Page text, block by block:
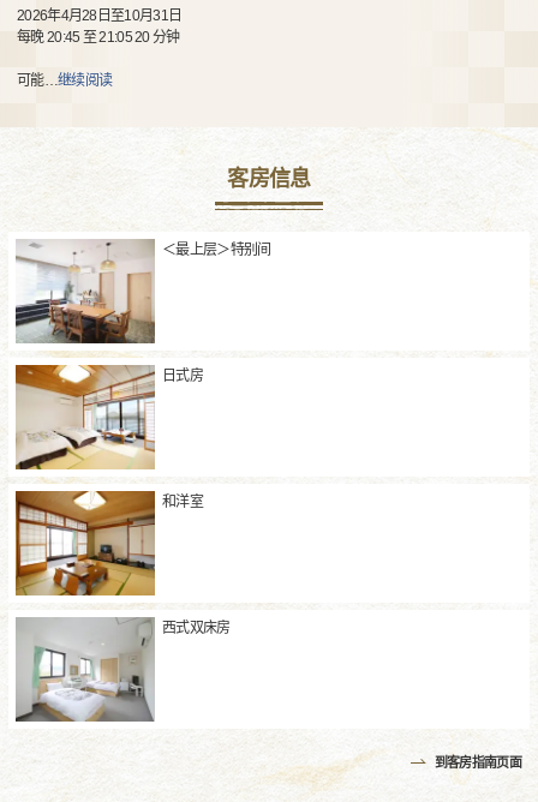
2026年4月28日至10月31日
每晚 20:45 至 21:05 20 分钟
可能…继续阅读
客房信息
＜最上层＞特别间
日式房
和洋室
西式双床房
到客房指南页面